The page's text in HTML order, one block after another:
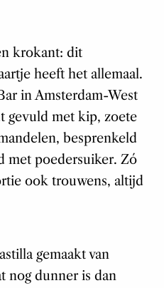
krokant: dit
heeft het allemaal.
in Amsterdam-West
gevuld met kip, zoete
besprenkeld
met poedersuiker. Zó
ook trouwens, altijd
gemaakt van
nog dunner is dan